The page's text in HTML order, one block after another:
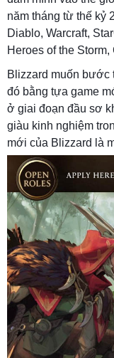
năm tháng từ thế kỷ
Diablo, Warcraft,
Heroes of the
Blizzard muốn bước
đó bằng tựa game
ở giai đoạn đầu sơ
giàu kinh nghiệm
mới của Blizzard là